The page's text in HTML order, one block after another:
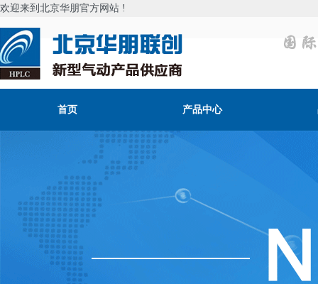
欢迎来到北京华朋官方网站 !
首页 产品中心